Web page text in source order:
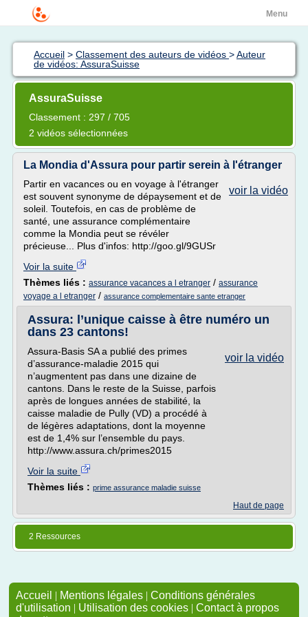
Menu
Accueil > Classement des auteurs de vidéos >Auteur
de vidéos: AssuraSuisse
AssuraSuisse
Classement : 297 / 705
2 vidéos sélectionnées
La Mondia d'Assura pour partir serein à l'étranger
voir la vidéo
Partir en vacances ou en voyage à l'étranger
est souvent synonyme de dépaysement et de
soleil. Toutefois, en cas de problème de
santé, une assurance complémentaire
comme la Mondia peut se révéler
précieuse... Plus d'infos: http://goo.gl/9GUSr
Voir la suite
Thèmes liés : assurance vacances a l etranger / assurance
voyage a l etranger / assurance complementaire sante etranger
Assura: l’unique caisse à être numéro un
dans 23 cantons!
voir la vidéo
Assura-Basis SA a publié des primes
d’assurance-maladie 2015 qui
n’augmentent pas dans une dizaine de
cantons. Dans le reste de la Suisse, parfois
après de longues années de stabilité, la
caisse maladie de Pully (VD) a procédé à
de légères adaptations, dont la moyenne
est de 1,4% sur l’ensemble du pays.
http://www.assura.ch/primes2015
Voir la suite
Thèmes liés : prime assurance maladie suisse
Haut de page
2 Ressources
Accueil | Mentions légales | Conditions générales
d'utilisation | Utilisation des cookies | Contact à propos